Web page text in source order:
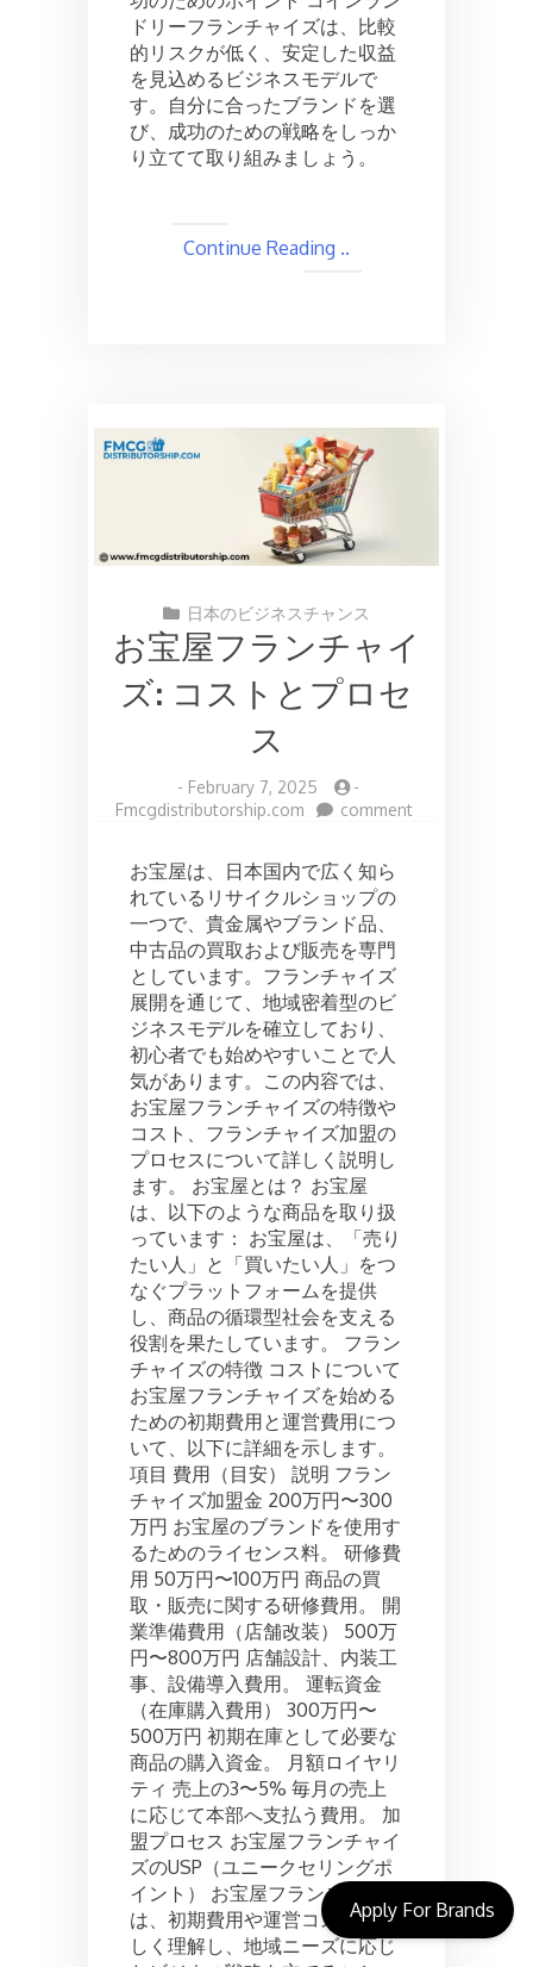
ドリーフランチャイズは、比較
的リスクが低く、安定した収益
を見込めるビジネスモデルで
す。自分に合ったブランドを選
び、成功のための戦略をしっか
り立てて取り組みましょう。
Continue Reading ..
日本のビジネスチャンス
お宝屋フランチャイ
ズ: コストとプロセ
ス
- February 7, 2025
-
Fmcgdistributorship.com
commenton
お宝屋は、日本国内で広く知ら
れているリサイクルショップの
一つで、貴金属やブランド品、
中古品の買取および販売を専門
としています。フランチャイズ
展開を通じて、地域密着型のビ
ジネスモデルを確立しており、
初心者でも始めやすいことで人
気があります。この内容では、
お宝屋フランチャイズの特徴や
コスト、フランチャイズ加盟の
プロセスについて詳しく説明し
ます。 お宝屋とは？ お宝屋
は、以下のような商品を取り扱
っています： お宝屋は、「売り
たい人」と「買いたい人」をつ
なぐプラットフォームを提供
し、商品の循環型社会を支える
役割を果たしています。 フラン
チャイズの特徴 コストについて
お宝屋フランチャイズを始める
ための初期費用と運営費用につ
いて、以下に詳細を示します。
項目 費用（目安） 説明 フラン
チャイズ加盟金 200万円〜300
万円 お宝屋のブランドを使用す
るためのライセンス料。 研修費
用 50万円〜100万円 商品の買
取・販売に関する研修費用。 開
業準備費用（店舗改装） 500万
円〜800万円 店舗設計、内装工
事、設備導入費用。 運転資金
（在庫購入費用） 300万円〜
500万円 初期在庫として必要な
商品の購入資金。 月額ロイヤリ
ティ 売上の3〜5% 毎月の売上
に応じて本部へ支払う費用。 加
盟プロセス お宝屋フランチャイ
ズのUSP（ユニークセリングポ
イント） お宝屋フランチャイズ
は、初期費用や運営コストを正
しく理解し、地域ニーズに応じ
Apply For Brands